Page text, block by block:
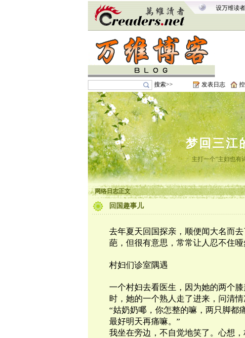
设万维读
搜索>> 发表日志
梦回三江
主打一个“主妇也有
网络日志正文
回国趣事儿
去年夏天回国探亲，顺便闻大名而
葩，但很有意思，常常让人忍不住
村妇们诊室隅遇
一个村妇去看医生，因为她的两个
时，她的一个熟人走了进来，问清情
“姑奶奶㖿，你怎整的嘛，两只脚都
最好明天再痛嘛。”
我坐在旁边，不自觉地笑了。心想